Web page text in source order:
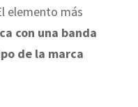
elemento más
con una banda
de la marca